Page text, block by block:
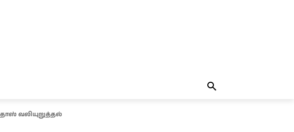
வலியுறுத்தல்